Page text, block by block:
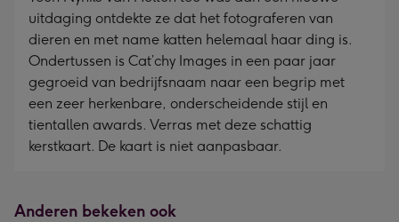
uitdaging ontdekte ze dat het fotograferen van
dieren en met name katten helemaal haar ding is.
Ondertussen is Cat’chy Images in een paar jaar
gegroeid van bedrijfsnaam naar een begrip met
een zeer herkenbare, onderscheidende stijl en
tientallen awards. Verras met deze schattig
kerstkaart. De kaart is niet aanpasbaar.
Anderen bekeken ook